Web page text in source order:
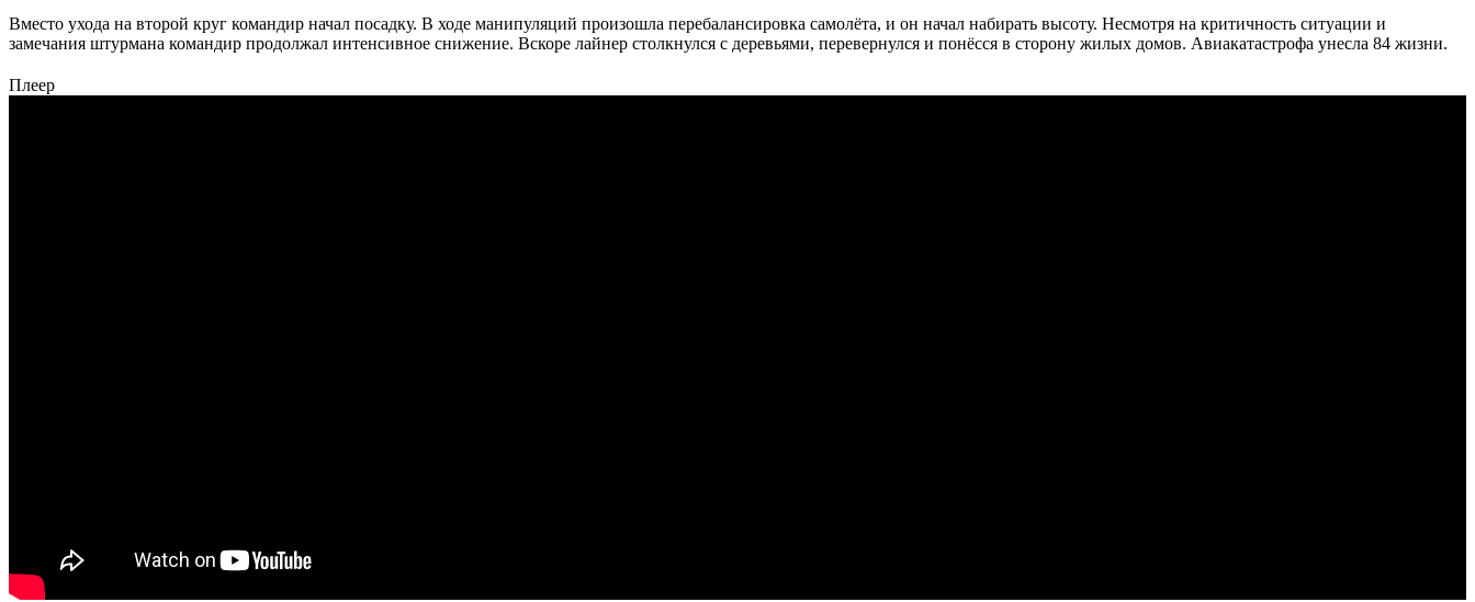
Вместо ухода на второй круг командир начал посадку. В ходе манипуляций произошла перебалансировка самолёта, и он начал набирать высоту. Несмотря на критичность ситуации и
замечания штурмана командир продолжал интенсивное снижение. Вскоре лайнер столкнулся с деревьями, перевернулся и понёсся в сторону жилых домов. Авиакатастрофа унесла 84 жизни.
Плеер